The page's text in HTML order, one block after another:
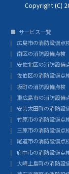
Copyright (C)
サービス一覧
広島市の消防設備点
南区の消防設備点検
安佐北区の消防設備
佐伯区の消防設備点
坂町の消防設備点検
東広島市の消防設備
安芸太田町の消防設
竹原市の消防設備点
三原市の消防設備点
尾道市の消防設備点
府中市の消防設備点
大崎上島町の消防設